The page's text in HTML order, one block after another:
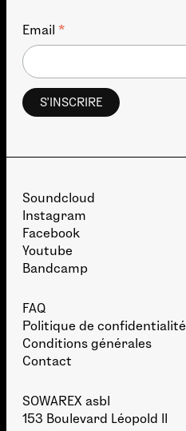
Email *
Soundcloud
Instagram
Facebook
Youtube
Bandcamp
FAQ
Politique de confidentialité
Conditions générales
Contact
SOWAREX asbl
153 Boulevard Léopold II